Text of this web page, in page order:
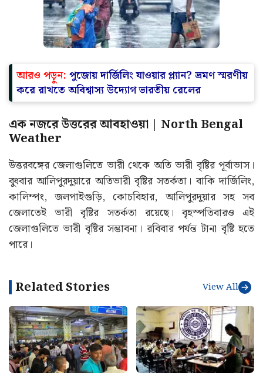
আরও পড়ুন: পুজোয় দার্জিলিং যাওয়ার প্ল্যান? ভ্রমণ স্মরণীয়
করে রাখতে অবিশ্বাস্য উদ্যোগ ভারতীয় রেলের
এক নজরে উত্তরের আবহাওয়া | North Bengal
Weather
উত্তরবঙ্গের জেলাগুলিতে ভারী থেকে অতি ভারী বৃষ্টির পূর্বাভাস।
বুধবার আলিপুরদুয়ারে অতিভারী বৃষ্টির সতর্কতা। বাকি দার্জিলিং,
কালিম্পং, জলপাইগুড়ি, কোচবিহার, আলিপুরদুয়ার সহ সব
জেলাতেই ভারী বৃষ্টির সতর্কতা রয়েছে। বৃহস্পতিবারও এই
জেলাগুলিতে ভারী বৃষ্টির সম্ভাবনা। রবিবার পর্যন্ত টানা বৃষ্টি হতে
পারে।
Related Stories View All